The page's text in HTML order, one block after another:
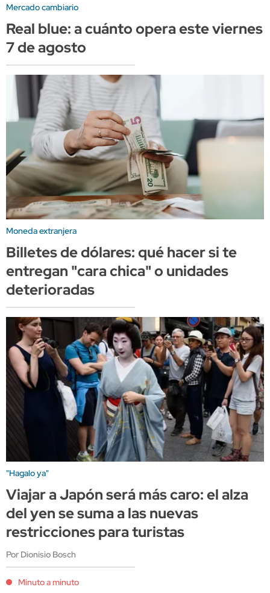
Mercado cambiario
Real blue: a cuánto opera este viernes
7 de agosto
Moneda extranjera
Billetes de dólares: qué hacer si te
entregan "cara chica" o unidades
deterioradas
"Hagalo ya"
Viajar a Japón será más caro: el alza
del yen se suma a las nuevas
restricciones para turistas
Por Dionisio Bosch
Minuto a minuto